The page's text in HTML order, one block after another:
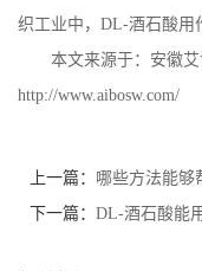
产
织工业中， DL-酒石酸用
本文来源于：安徽
http://www.aibosw.com/
上一篇： 哪些方法能够
下一篇： DL-酒石酸能